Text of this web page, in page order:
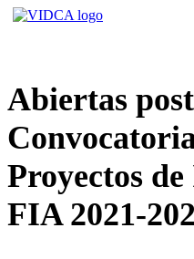
Saltar
Abiertas
Proyectos
FIA 2021-